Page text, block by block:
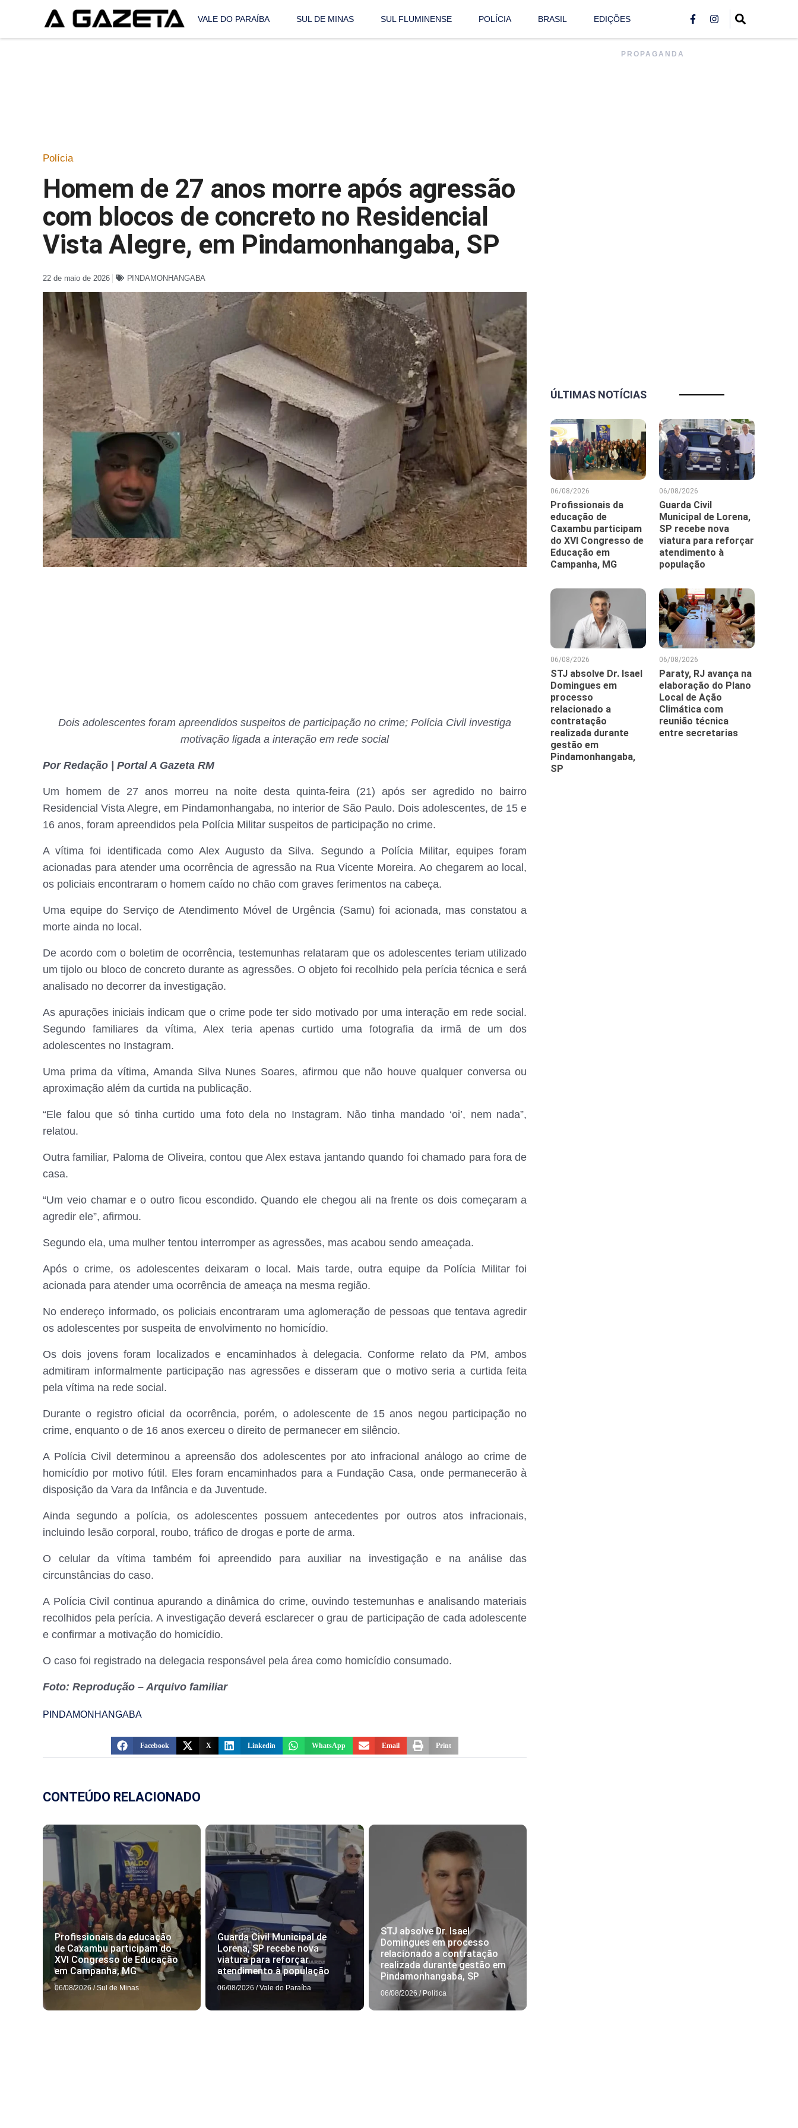
VALE DO PARAÍBA SUL DE MINAS SUL FLUMINENSE POLÍCIA BRASIL EDIÇÕES
Polícia
Homem de 27 anos morre após agressão
com blocos de concreto no Residencial
Vista Alegre, em Pindamonhangaba, SP
22 de maio de 2026 PINDAMONHANGABA
Dois adolescentes foram apreendidos suspeitos de participação no crime; Polícia Civil investiga
motivação ligada a interação em rede social
Por Redação | Portal A Gazeta RM
Um homem de 27 anos morreu na noite desta quinta-feira (21) após ser agredido no bairro
Residencial Vista Alegre, em Pindamonhangaba, no interior de São Paulo. Dois adolescentes, de 15 e
16 anos, foram apreendidos pela Polícia Militar suspeitos de participação no crime.
A vítima foi identificada como Alex Augusto da Silva. Segundo a Polícia Militar, equipes foram
acionadas para atender uma ocorrência de agressão na Rua Vicente Moreira. Ao chegarem ao local,
os policiais encontraram o homem caído no chão com graves ferimentos na cabeça.
Uma equipe do Serviço de Atendimento Móvel de Urgência (Samu) foi acionada, mas constatou a
morte ainda no local.
De acordo com o boletim de ocorrência, testemunhas relataram que os adolescentes teriam utilizado
um tijolo ou bloco de concreto durante as agressões. O objeto foi recolhido pela perícia técnica e será
analisado no decorrer da investigação.
As apurações iniciais indicam que o crime pode ter sido motivado por uma interação em rede social.
Segundo familiares da vítima, Alex teria apenas curtido uma fotografia da irmã de um dos
adolescentes no Instagram.
Uma prima da vítima, Amanda Silva Nunes Soares, afirmou que não houve qualquer conversa ou
aproximação além da curtida na publicação.
“Ele falou que só tinha curtido uma foto dela no Instagram. Não tinha mandado ‘oi’, nem nada”,
relatou.
Outra familiar, Paloma de Oliveira, contou que Alex estava jantando quando foi chamado para fora de
casa.
“Um veio chamar e o outro ficou escondido. Quando ele chegou ali na frente os dois começaram a
agredir ele”, afirmou.
Segundo ela, uma mulher tentou interromper as agressões, mas acabou sendo ameaçada.
Após o crime, os adolescentes deixaram o local. Mais tarde, outra equipe da Polícia Militar foi
acionada para atender uma ocorrência de ameaça na mesma região.
No endereço informado, os policiais encontraram uma aglomeração de pessoas que tentava agredir
os adolescentes por suspeita de envolvimento no homicídio.
Os dois jovens foram localizados e encaminhados à delegacia. Conforme relato da PM, ambos
admitiram informalmente participação nas agressões e disseram que o motivo seria a curtida feita
pela vítima na rede social.
Durante o registro oficial da ocorrência, porém, o adolescente de 15 anos negou participação no
crime, enquanto o de 16 anos exerceu o direito de permanecer em silêncio.
A Polícia Civil determinou a apreensão dos adolescentes por ato infracional análogo ao crime de
homicídio por motivo fútil. Eles foram encaminhados para a Fundação Casa, onde permanecerão à
disposição da Vara da Infância e da Juventude.
Ainda segundo a polícia, os adolescentes possuem antecedentes por outros atos infracionais,
incluindo lesão corporal, roubo, tráfico de drogas e porte de arma.
O celular da vítima também foi apreendido para auxiliar na investigação e na análise das
circunstâncias do caso.
A Polícia Civil continua apurando a dinâmica do crime, ouvindo testemunhas e analisando materiais
recolhidos pela perícia. A investigação deverá esclarecer o grau de participação de cada adolescente
e confirmar a motivação do homicídio.
O caso foi registrado na delegacia responsável pela área como homicídio consumado.
Foto: Reprodução – Arquivo familiar
PINDAMONHANGABA
Facebook X Linkedin WhatsApp Email Print
CONTEÚDO RELACIONADO
Profissionais da educação
de Caxambu participam do
XVI Congresso de Educação
em Campanha, MG
06/08/2026 / Sul de Minas
Guarda Civil Municipal de
Lorena, SP recebe nova
viatura para reforçar
atendimento à população
06/08/2026 / Vale do Paraíba
STJ absolve Dr. Isael
Domingues em processo
relacionado a contratação
realizada durante gestão em
Pindamonhangaba, SP
06/08/2026 / Política
PROPAGANDA
ÚLTIMAS NOTÍCIAS
06/08/2026
Profissionais da
educação de
Caxambu participam
do XVI Congresso de
Educação em
Campanha, MG
06/08/2026
Guarda Civil
Municipal de Lorena,
SP recebe nova
viatura para reforçar
atendimento à
população
06/08/2026
STJ absolve Dr. Isael
Domingues em
processo
relacionado a
contratação
realizada durante
gestão em
Pindamonhangaba,
SP
06/08/2026
Paraty, RJ avança na
elaboração do Plano
Local de Ação
Climática com
reunião técnica
entre secretarias